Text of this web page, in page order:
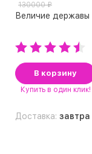
130000 ₽
Величие державы
В корзину
Купить в один клик!
Доставка: завтра